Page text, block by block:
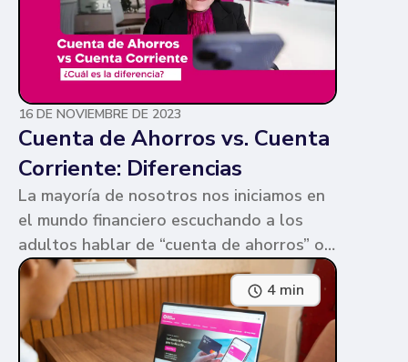
16 DE NOVIEMBRE DE 2023
Cuenta de Ahorros vs. Cuenta
Corriente: Diferencias
La mayoría de nosotros nos iniciamos en
el mundo financiero escuchando a los
adultos hablar de “cuenta de ahorros” o
“cuenta corriente”. Ambas cuentas
parecen similares y puede ser confuso,
pero te contamos en qué consiste cada
una y sus diferencias.
4 min